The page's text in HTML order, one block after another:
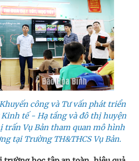
công và Tư vấn phát triển
tế - Hạ tầng và đô thị huyện
trấn Vụ Bản tham quan mô hình
tại Trường TH&THCS Vụ Bản.